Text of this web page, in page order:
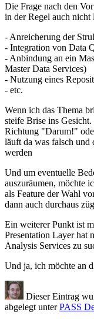
Die Frage nach den
in der Regel auch nicht
- Anreicherung der
- Integration von Data
- Anbindung an ein
Master Data Services)
- Nutzung eines
- etc.
Wenn ich das Thema
steife Brise ins
Richtung "Darum!"
läuft da was falsch und
werden
Und um eventuelle
auszuräumen, möchte
als Feature der Wahl
dann auch durchaus
Ein weiterer Punkt ist
Presentation Layer hat
Analysis Services zu
Und ja, ich möchte an
Dieser Eintrag
abgelegt unterPASS